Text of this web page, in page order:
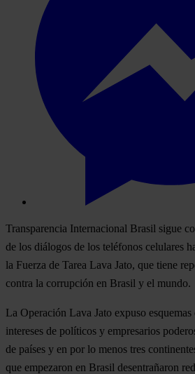
Transparencia Internacional Brasil sigue
de los diálogos de los teléfonos celulares
la Fuerza de Tarea Lava Jato, que tiene
contra la corrupción en Brasil y el mundo.
La Operación Lava Jato expuso
intereses de políticos y empresarios
de países y en por lo menos tres
que empezaron en Brasil desentrañaron